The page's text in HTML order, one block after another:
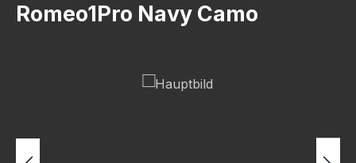
Romeo1Pro Navy Camo
Spring over billedgalleri